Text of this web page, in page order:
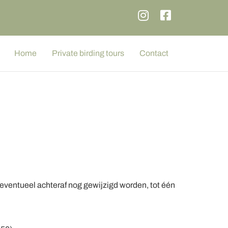
Home Private birding tours Contact
achteraf nog gewijzigd worden, tot één